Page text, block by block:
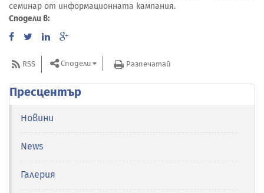
семинар от информационната кампания.
Сподели в:
RSS Сподели Разпечатай
Пресцентър
Новини
News
Галерия